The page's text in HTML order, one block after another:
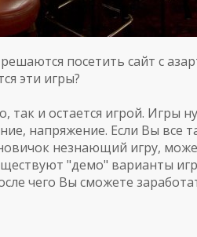
решаются посетить сайт с
эти игры?
, так и остается игрой. Игры
, напряжение. Если Вы все
незнающий игру,
"демо" варианты
чего Вы сможете